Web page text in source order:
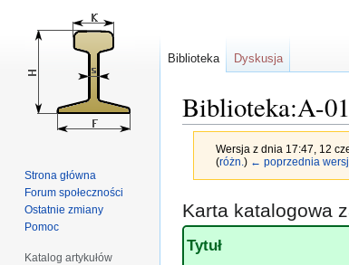
Biblioteka:A-
Wersja z dnia 17:47, 12
(różn. ) ← poprzednia
Przejdź
do
nawigacji
Przejdź
do
wyszukiwania
Karta katalogowa
Tytuł
Biblioteka Dyskusja
Strona główna
Forum społeczności
Ostatnie zmiany
Pomoc
Katalog artykułów